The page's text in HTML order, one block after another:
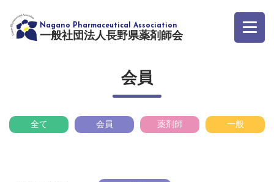
一般社団法人長野県薬剤師会
会員
全て 会員 薬剤師 一般